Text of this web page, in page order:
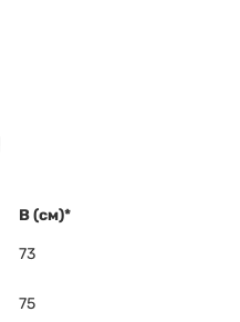
B (см)*
73
75